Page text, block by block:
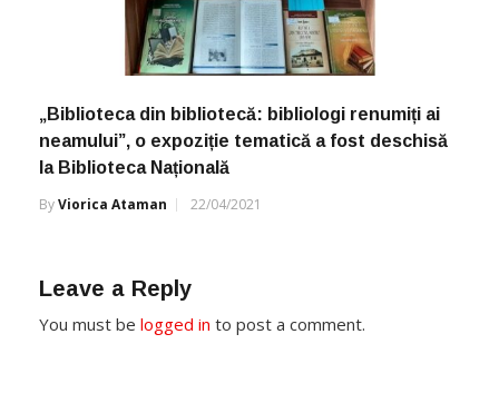
„Biblioteca din bibliotecă: bibliologi renumiți ai
neamului”, o expoziție tematică a fost deschisă
la Biblioteca Națională
ByViorica Ataman 22/04/2021
Leave a Reply
You must be logged in to post a comment.